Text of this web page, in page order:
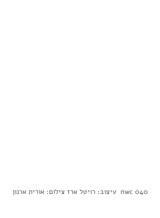
nwc 040  עיצוב: רויטל ארז צילום: אורית ארנון